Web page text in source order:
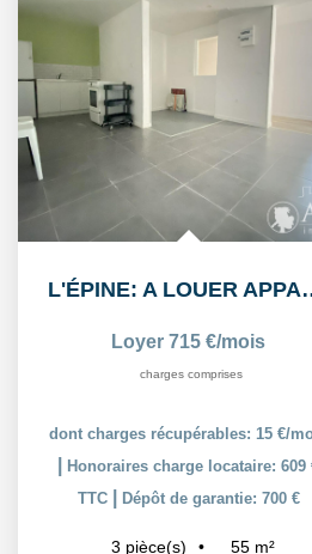
Loyer 480 €/mois
charges comprises
dont charges récupérables:
130 €/mois|Honoraires charge
locataire: 175 € TTC|Dépôt de